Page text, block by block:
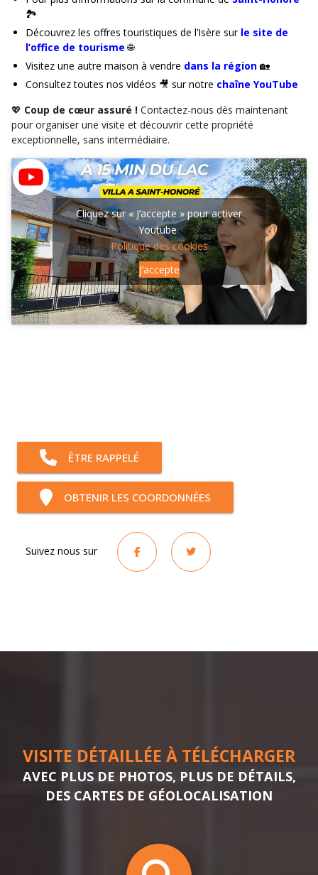
🏞️
Découvrez les offres touristiques de l’Isère sur le site de
l’office de tourisme🌐
Visitez une autre maison à vendre dans la région 🏡
Consultez toutes nos vidéos 🎥 sur notre chaîne YouTube
💖 Coup de cœur assuré ! Contactez-nous dès maintenant
pour organiser une visite et découvrir cette propriété
exceptionnelle, sans intermédiaire.
Cliquez sur « J’accepte » pour activer
Youtube
Politique des cookies
J’accepte
ÊTRE RAPPELÉ
OBTENIR LES COORDONNÉES
Suivez nous sur
VISITE DÉTAILLÉE À TÉLÉCHARGER
AVEC PLUS DE PHOTOS, PLUS DE DÉTAILS,
DES CARTES DE GÉOLOCALISATION